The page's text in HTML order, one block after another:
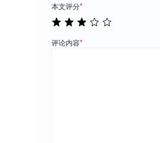
本文评分*
评论内容*